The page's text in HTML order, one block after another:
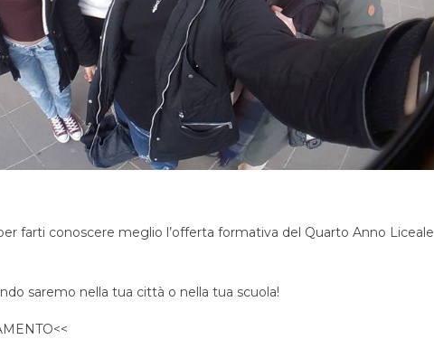
farti conoscere meglio l’offerta formativa del Quarto Anno Liceale
saremo nella tua città o nella tua scuola!